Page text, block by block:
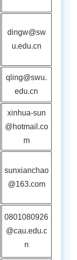
dingw@sw
u.edu.cn
qling@swu.
edu.cn
xinhua-sun
@hotmail.co
m
sunxianchao
@163.com
0801080926
@cau.edu.c
n